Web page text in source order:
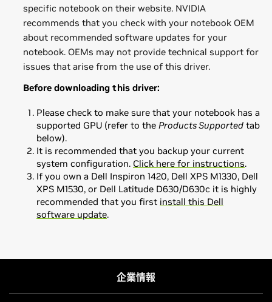
specific notebook on their website. NVIDIA
recommends that you check with your notebook OEM
about recommended software updates for your
notebook. OEMs may not provide technical support for
issues that arise from the use of this driver.
Before downloading this driver:
Please check to make sure that your notebook has a
supported GPU (refer to the Products Supported tab
below).
It is recommended that you backup your current
system configuration. Click here for instructions.
If you own a Dell Inspiron 1420, Dell XPS M1330, Dell
XPS M1530, or Dell Latitude D630/D630c it is highly
recommended that you first install this Dell
software update.
Quadro K620,Quadro K600,
K420,Quadro 6000,Quadro 5000,Quadro 4000,Quadro
企業情報